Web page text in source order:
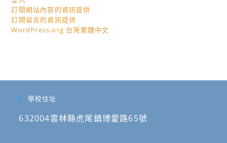
訂閱網站內容的資訊提供
訂閱留言的資訊提供
WordPress.org 台灣繁體中文
學校住址
632004雲林縣虎尾鎮博愛路65號